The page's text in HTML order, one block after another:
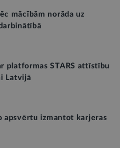
mācībām norāda uz
platformas STARS attīstību
Latvijā
apsvērtu izmantot karjeras